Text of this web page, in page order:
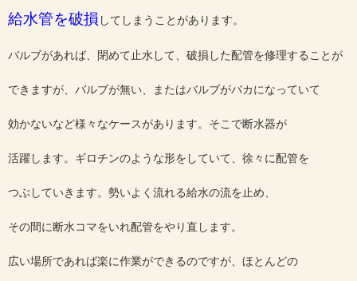
給水管を破損 してしまうことがあります。
バルブがあれば、閉めて止水して、破損した配管を修理することが
できますが、バルブが無い、またはバルブがバカになっていて
効かないなど様々なケースがあります。そこで断水器が
活躍します。ギロチンのような形をしていて、徐々に配管を
つぶしていきます。勢いよく流れる給水の流を止め、
その間に断水コマをいれ配管をやり直します。
広い場所であれば楽に作業ができるのですが、ほとんどの